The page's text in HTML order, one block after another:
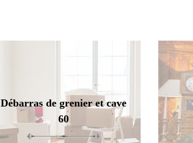
Débarras de grenier et cave
60